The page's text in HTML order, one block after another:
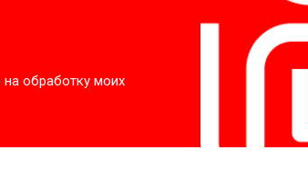
обработку моих